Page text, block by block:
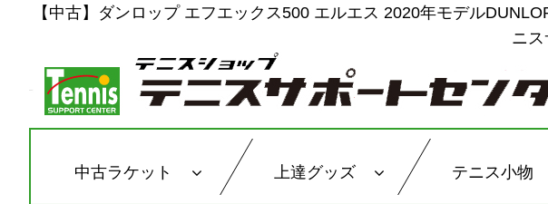
【中古】ダンロップ エフエックス500 エルエス 2020年モデル
ニス
中古ラケット 上達グッズ テニス小物